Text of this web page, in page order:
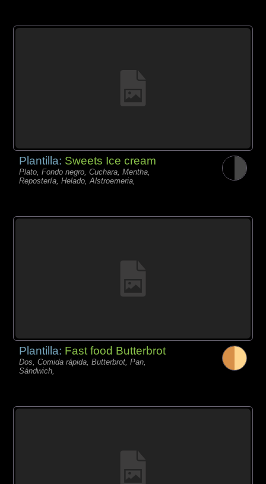
Plantilla: Sweets Ice cream
Plato, Fondo negro, Cuchara, Mentha,
Repostería, Helado, Alstroemeria,
Plantilla: Fast food Butterbrot
Dos, Comida rápida, Butterbrot, Pan,
Sándwich,